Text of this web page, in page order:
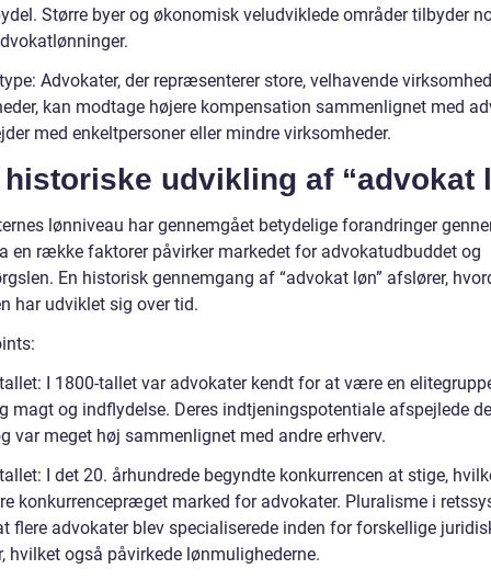
Større byer og økonomisk veludviklede områder tilbyder
Advokater, der repræsenterer store, velhavende
kan modtage højere kompensation sammenlignet med
med enkeltpersoner eller mindre virksomheder.
historiske udvikling af “advokat
lønniveau har gennemgået betydelige forandringer
en række faktorer påvirker markedet for advokatudbuddet og
En historisk gennemgang af “advokat løn” afslører,
har udviklet sig over tid.
I 1800-tallet var advokater kendt for at være en
magt og indflydelse. Deres indtjeningspotentiale afspejlede
var meget høj sammenlignet med andre erhverv.
I det 20. århundrede begyndte konkurrencen at stige,
konkurrencepræget marked for advokater. Pluralisme i
flere advokater blev specialiserede inden for forskellige
hvilket også påvirkede lønmulighederne.